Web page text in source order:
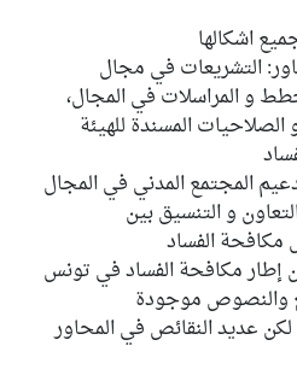
اشكالها
التشريعات في مجال
و المراسلات في المجال،
الصلاحيات المسندة للهيئة
المجتمع المدني في المجال
و التنسيق بين
الفساد
إطار مكافحة الفساد في تونس
والنصوص موجودة
عديد النقائص في المحاور